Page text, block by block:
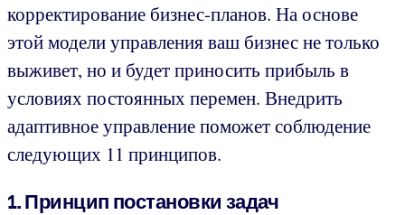
корректирование бизнес-планов. На основе
этой модели управления ваш бизнес не только
выживет, но и будет приносить прибыль в
условиях постоянных перемен. Внедрить
адаптивное управление поможет соблюдение
следующих 11 принципов.
1. Принцип постановки задач